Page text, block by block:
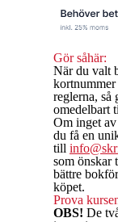
Gör såhär:
När du valt
reglerna, så
omedelbart
Om inget
du få en
till
som önskar
bättre
köpet.
Prova
OBS! De